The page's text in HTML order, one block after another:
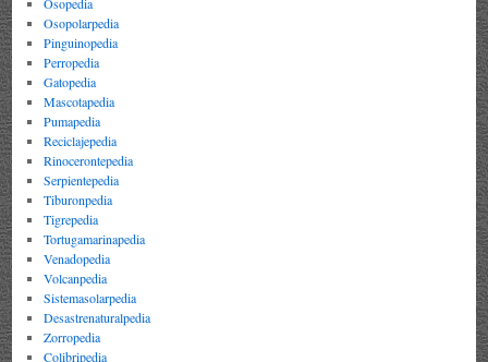
Osopolarpedia
Pinguinopedia
Perropedia
Gatopedia
Mascotapedia
Pumapedia
Reciclajepedia
Rinocerontepedia
Serpientepedia
Tiburonpedia
Tigrepedia
Tortugamarinapedia
Venadopedia
Volcanpedia
Sistemasolarpedia
Desastrenaturalpedia
Zorropedia
Colibripedia